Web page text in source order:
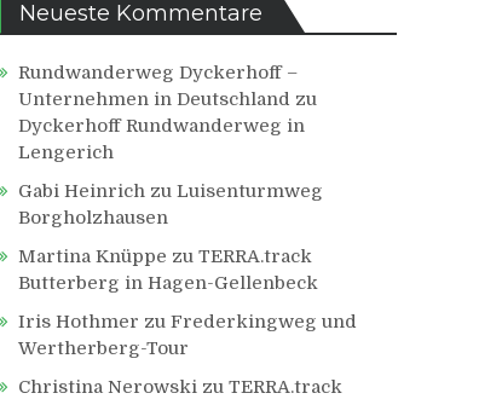
Neueste Kommentare
Rundwanderweg Dyckerhoff –
Unternehmen in Deutschland zu
Dyckerhoff Rundwanderweg in
Lengerich
Gabi Heinrich zu Luisenturmweg
Borgholzhausen
Martina Knüppe zu TERRA.track
Butterberg in Hagen-Gellenbeck
Iris Hothmer zu Frederkingweg und
Wertherberg-Tour
Christina Nerowski zu TERRA.track